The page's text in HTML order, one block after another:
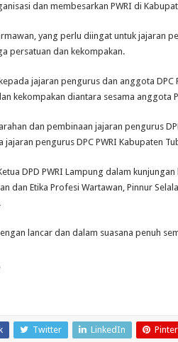
dan membesarkan PWRI di
yang perlu diingat untuk jajaran
persatuan dan kekompakan.
jajaran pengurus dan anggota DPC
kekompakan diantara sesama anggota
dan pembinaan jajaran pengurus
jajaran pengurus DPC PWRI Kabupaten
DPD PWRI Lampung dalam
dan Etika Profesi Wartawan, Pinnur
lancar dan dalam suasana penuh
Twitter LinkedIn